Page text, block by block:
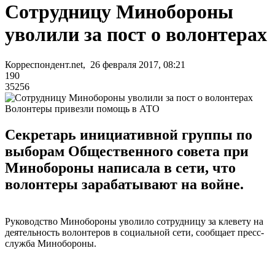
Сотрудницу Минобороны
уволили за пост о волонтерах
Корреспондент.net, 26 февраля 2017, 08:21
190
35256
Волонтеры привезли помощь в АТО
Секретарь инициативной группы по
выборам Общественного совета при
Минобороны написала в сети, что
волонтеры зарабатывают на войне.
Руководство Минобороны уволило сотрудницу за клевету на
деятельность волонтеров в социальной сети, сообщает пресс-
служба Минобороны.